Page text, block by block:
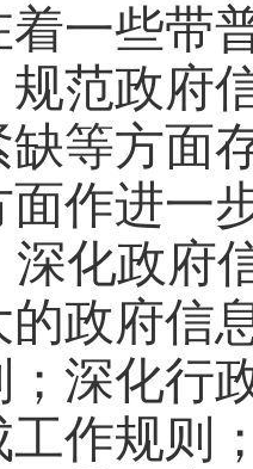
一些带
规范政府
缺等方面
作进一
深化政
政府信
；深化行
作规则